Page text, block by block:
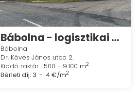
Bábolna - logisztikai központ
Bábolna
Dr. Köves János utca 2.
Kiadó raktár : 500 - 9.100 m2
Bérleti díj: 3 - 4 €/m2